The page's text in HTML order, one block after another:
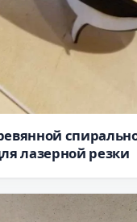
лазерной резки